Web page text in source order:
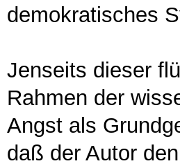
demokratisches
Jenseits dieser
Rahmen der
Angst als
daß der Autor